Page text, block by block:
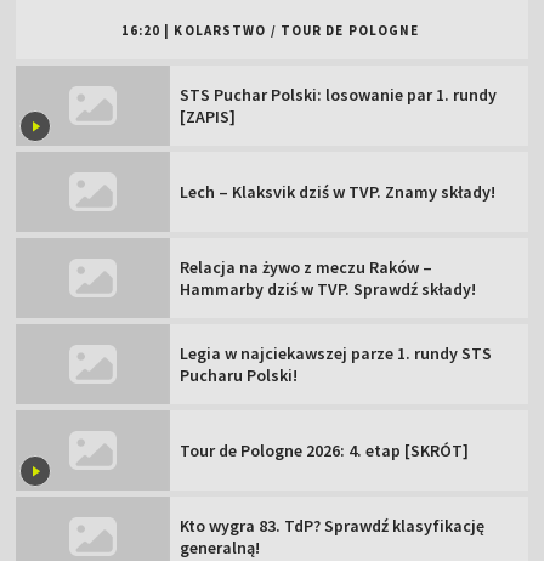
16:20 | KOLARSTWO / TOUR DE POLOGNE
STS Puchar Polski: losowanie par 1. rundy
[ZAPIS]
Lech – Klaksvik dziś w TVP. Znamy składy!
Relacja na żywo z meczu Raków –
Hammarby dziś w TVP. Sprawdź składy!
Legia w najciekawszej parze 1. rundy STS
Pucharu Polski!
Tour de Pologne 2026: 4. etap [SKRÓT]
Kto wygra 83. TdP? Sprawdź klasyfikację
generalną!